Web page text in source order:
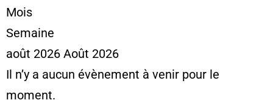
Mois
Semaine
août 2026 Août 2026
Il n’y a aucun évènement à venir pour le
moment.